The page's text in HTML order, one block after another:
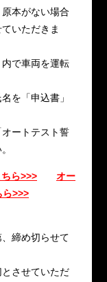
本がない場合
いただきま
で車両を運転
「申込書」
ートテスト誓
ら>>>
オー
ら>>>
締め切らせて
させていただ